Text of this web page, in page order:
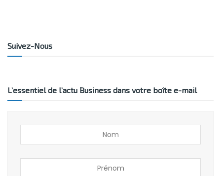
Suivez-Nous
L’essentiel de l’actu Business dans votre boîte e-mail